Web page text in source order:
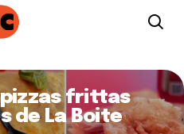
pizzas frittas
de La Boite